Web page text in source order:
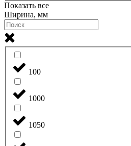
Показать все
Ширина, мм
100
1000
1050